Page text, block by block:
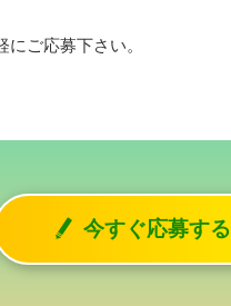
にご応募下さい。
今すぐ応募する